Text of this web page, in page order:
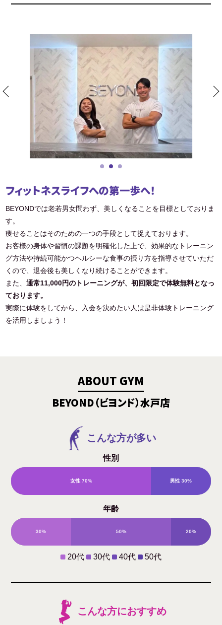
フィットネスライフへの第一歩へ！
BEYONDでは老若男女問わず、美しくなることを目標としておりま
す。
痩せることはそのための一つの手段として捉えております。
お客様の身体や習慣の課題を明確化した上で、効果的なトレーニン
グ方法や持続可能かつヘルシーな食事の摂り方を指導させていただ
くので、退会後も美しくなり続けることができます。
また、通常11,000円のトレーニングが、初回限定で体験無料となっ
ております。
実際に体験をしてから、入会を決めたい人は是非体験トレーニング
を活用しましょう！
ABOUT GYM
BEYOND（ビヨンド）水戸店
こんな方が多い
性別
女性 70% 男性 30%
年齢
30% 50% 20% 0%
20代 30代 40代 50代
こんな方におすすめ